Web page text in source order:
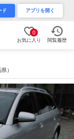
ド アプリを開く
0
お気に入り 閲覧履歴
）